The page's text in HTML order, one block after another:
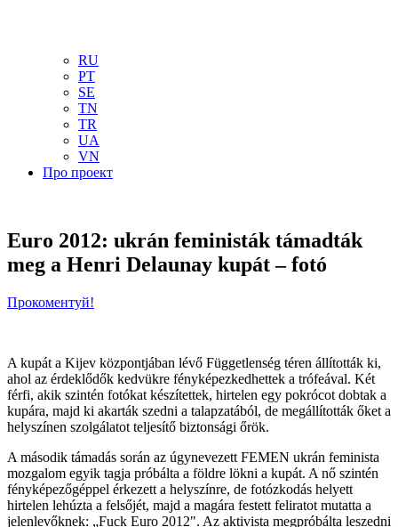
RU
PT
SE
TN
TR
UA
VN
Про проект
Euro 2012: ukrán feministák támadták
meg a Henri Delaunay kupát – fotó
Прокоментуй!
A kupát a Kijev központjában lévő Függetlenség téren állították ki,
ahol az érdeklődők kedvükre fényképezkedhettek a trófeával. Két
férfi, akik szintén fotókat készítettek, hirtelen egy pokrócot dobtak a
kupára, majd ki akarták szedni a talapzatából, de megállították őket a
helyszínen szolgálatot teljesítő biztonsági őrök.
A második támadás során az úgynevezett FEMEN ukrán feminista
mozgalom egyik tagja próbálta a földre lökni a kupát. A nő szintén
fényképezőgéppel érkezett a helyszínre, de fotózkodás helyett
hirtelen lehúzta a felsőjét, majd a magára festett feliratot mutatta a
jelenlevőknek: „Fuck Euro 2012". Az aktivista megpróbálta leszedni